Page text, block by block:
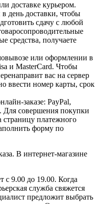
доставке курьером.
день доставки, чтобы
сдачу с любой
средства, получаете
или оформлении в
и MasterCard. Чтобы
вас на сервер
ввести номер карты, срок
заказе: PayPal,
Для совершения покупки
страницу платежного
форму по
В интернет-магазине
с 9.00 до 19.00. Когда
служба свяжется
предложит выбрать